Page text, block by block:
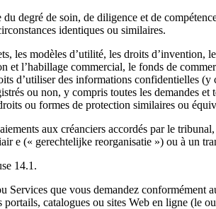
degré de soin, de diligence et de
identiques ou similaires.
les modèles d’utilité, les droits d’invention,
et l’habillage commercial, le fonds de
d’utiliser des informations confidentielles
ou non, y compris toutes les demandes
ou formes de protection similaires ou
aux créanciers accordés par le
e (« gerechtelijke reorganisatie ») ou à un
14.1.
Services que vous demandez
catalogues ou sites Web en ligne (le